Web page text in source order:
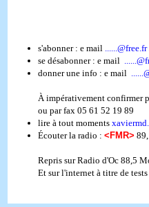
s'abonner : e mail ......@free.fr
se désabonner : e mail
donner une info : e mail
À impérativement confirmer
ou par fax 05 61 52 19 89
lire à tout moments
Écouter la radio : <FMR>
Repris sur Radio d'Oc 88,5
Et sur l'internet à titre de